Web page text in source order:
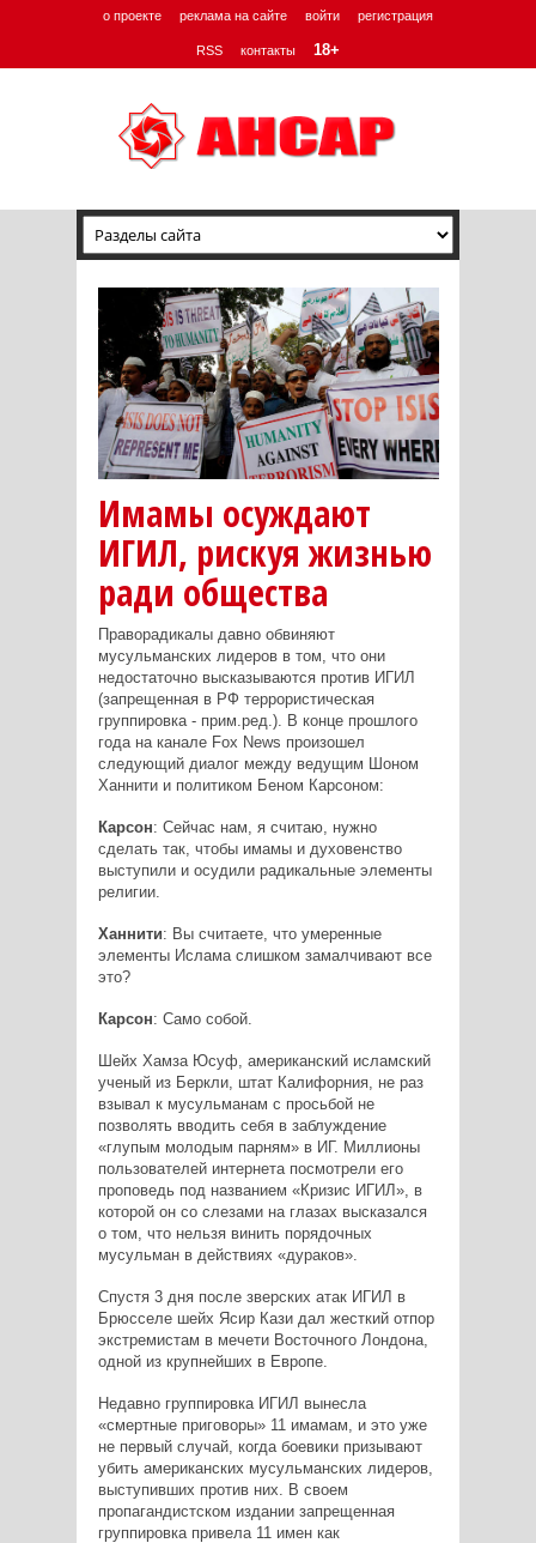
о проекте реклама на сайте войти регистрация
RSS контакты 18+
Имамы осуждают
ИГИЛ, рискуя жизнью
ради общества
Праворадикалы давно обвиняют
мусульманских лидеров в том, что они
недостаточно высказываются против ИГИЛ
(запрещенная в РФ террористическая
группировка - прим.ред.). В конце прошлого
года на канале Fox News произошел
следующий диалог между ведущим Шоном
Ханнити и политиком Беном Карсоном:
Карсон: Сейчас нам, я считаю, нужно
сделать так, чтобы имамы и духовенство
выступили и осудили радикальные элементы
религии.
Ханнити: Вы считаете, что умеренные
элементы Ислама слишком замалчивают все
это?
Карсон: Само собой.
Шейх Хамза Юсуф, американский исламский
ученый из Беркли, штат Калифорния, не раз
взывал к мусульманам с просьбой не
позволять вводить себя в заблуждение
«глупым молодым парням» в ИГ. Миллионы
пользователей интернета посмотрели его
проповедь под названием «Кризис ИГИЛ», в
которой он со слезами на глазах высказался
о том, что нельзя винить порядочных
мусульман в действиях «дураков».
Спустя 3 дня после зверских атак ИГИЛ в
Брюсселе шейх Ясир Кази дал жесткий отпор
экстремистам в мечети Восточного Лондона,
одной из крупнейших в Европе.
Недавно группировка ИГИЛ вынесла
«смертные приговоры» 11 имамам, и это уже
не первый случай, когда боевики призывают
убить американских мусульманских лидеров,
выступивших против них. В своем
пропагандистском издании запрещенная
группировка привела 11 имен как